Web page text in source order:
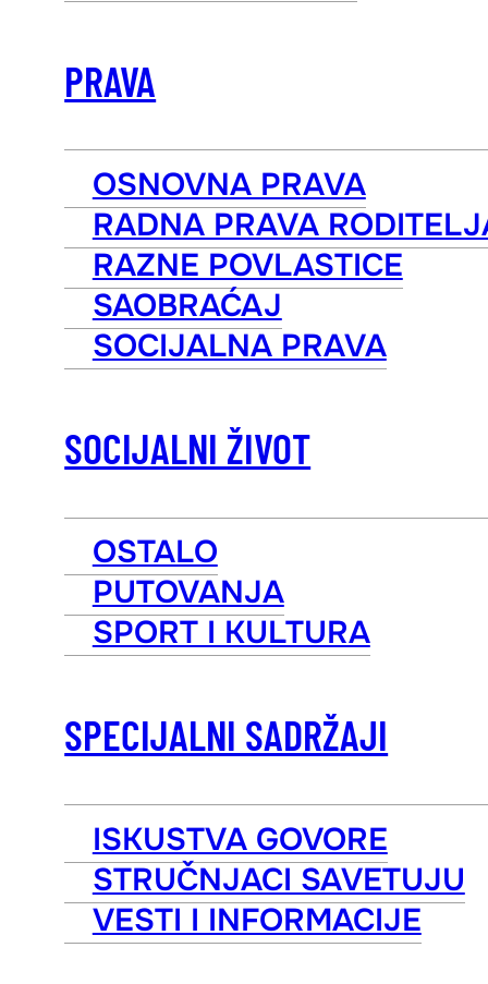
PRAVA
OSNOVNA PRAVA
RADNA PRAVA
RAZNE POVLASTICE
SAOBRAĆAJ
SOCIJALNA PRAVA
SOCIJALNI ŽIVOT
OSTALO
PUTOVANJA
SPORT I KULTURA
SPECIJALNI SADRŽAJI
ISKUSTVA GOVORE
STRUČNJACI SAVETUJU
VESTI I INFORMACIJE